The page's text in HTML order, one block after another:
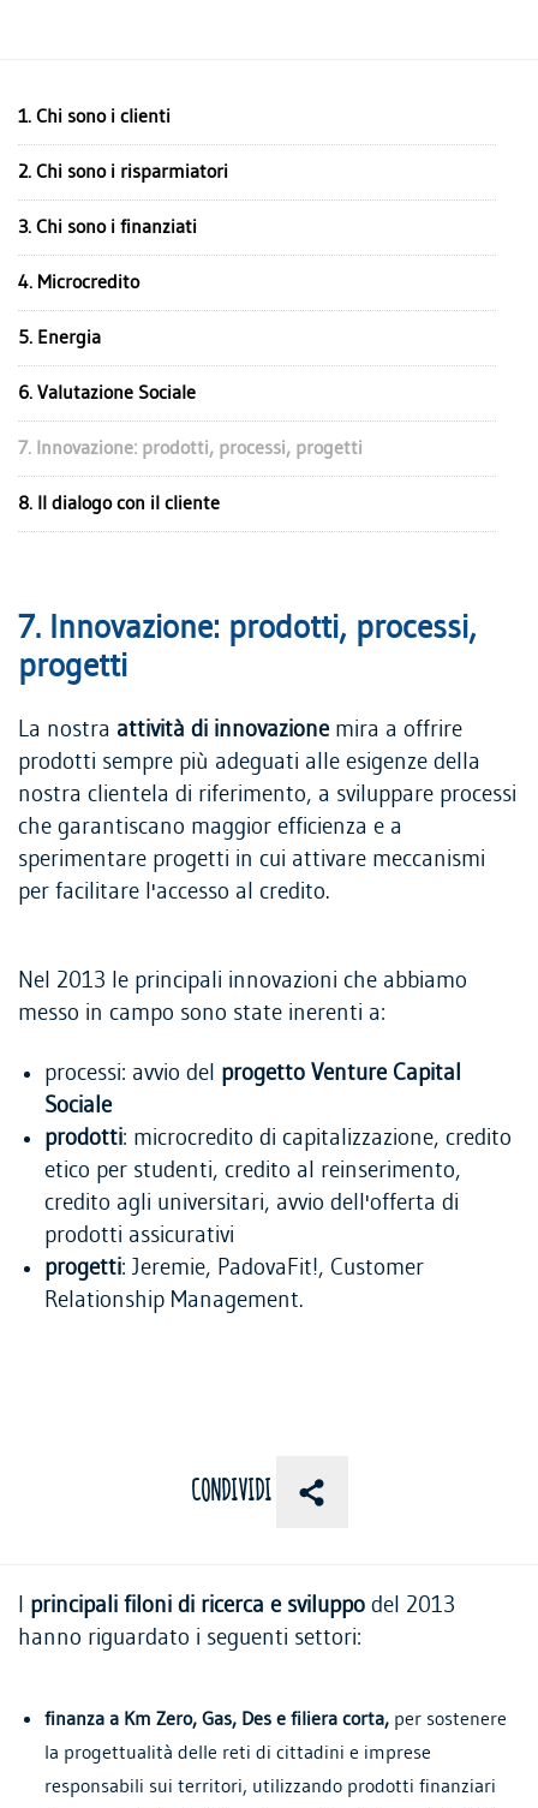
1. Chi sono i clienti
2. Chi sono i risparmiatori
3. Chi sono i finanziati
4. Microcredito
5. Energia
6. Valutazione Sociale
7. Innovazione: prodotti, processi, progetti
8. Il dialogo con il cliente
7. Innovazione: prodotti, processi,
progetti
La nostra attività di innovazionemira a offrire
prodotti sempre più adeguati alle esigenze della
nostra clientela di riferimento, a sviluppare processi
che garantiscano maggior efficienza e a
sperimentare progetti in cui attivare meccanismi
per facilitare l'accesso al credito.
Nel 2013 le principali innovazioni che abbiamo
messo in campo sono state inerenti a:
processi: avvio del progetto Venture Capital
Sociale
prodotti: microcredito di capitalizzazione, credito
etico per studenti, credito al reinserimento,
credito agli universitari, avvio dell'offerta di
prodotti assicurativi
progetti: Jeremie, PadovaFit!, Customer
Relationship Management.
CONDIVIDI
principali filoni di ricerca e sviluppo del 2013
hanno riguardato i seguenti settori:
finanza a Km Zero, Gas, Des e filiera corta, per sostenere
la progettualità delle reti di cittadini e imprese
responsabili sui territori, utilizzando prodotti finanziari